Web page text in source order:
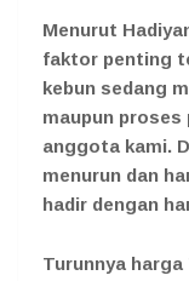
Menurut
faktor penting
kebun sedang
maupun proses
anggota kami.
menurun dan
hadir dengan
Turunnya harga